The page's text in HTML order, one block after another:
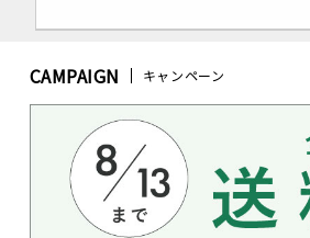
CAMPAIGN キャンペーン